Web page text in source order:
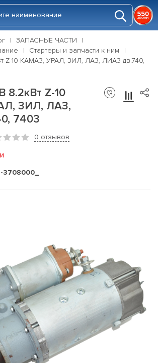
ЗАПАСНЫЕ ЧАСТИ
Стартеры и запчасти к ним
Z-10 КАМАЗ, УРАЛ, ЗИЛ, ЛАЗ, ЛИАЗ дв.740,
8.2кВт Z-10
ЗИЛ, ЛАЗ,
7403
0 отзывов